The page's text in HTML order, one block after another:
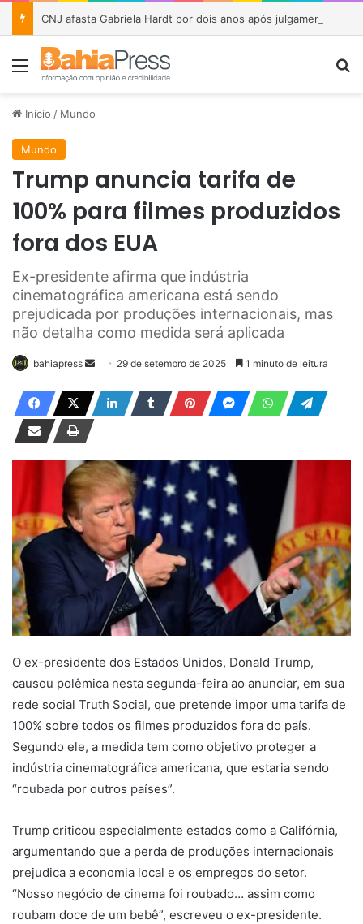
Menu
Início / Mundo
Mundo
Trump anuncia tarifa de
100% para filmes produzidos
fora dos EUA
Ex-presidente afirma que indústria
cinematográfica americana está sendo
prejudicada por produções internacionais, mas
não detalha como medida será aplicada
bahiapress
n
u
m
e
-
m
a
29 de setembro de 2025 1 minuto de leitura
O ex-presidente dos Estados Unidos, Donald Trump,
causou polêmica nesta segunda-feira ao anunciar, em sua
rede social Truth Social, que pretende impor uma tarifa de
100% sobre todos os filmes produzidos fora do país.
Segundo ele, a medida tem como objetivo proteger a
indústria cinematográfica americana, que estaria sendo
“roubada por outros países”.
Trump criticou especialmente estados como a Califórnia,
argumentando que a perda de produções internacionais
prejudica a economia local e os empregos do setor.
“Nosso negócio de cinema foi roubado… assim como
roubam doce de um bebê”, escreveu o ex-presidente.